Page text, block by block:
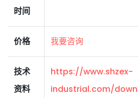
时间
价格 我要咨询
技术
资料
https://www.shzex-
industrial.com/